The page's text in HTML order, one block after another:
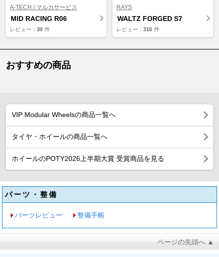
A-TECH / マルカサービス
MID RACING R06
レビュー： 30 件
RAYS
WALTZ FORGED S7
レビュー： 316 件
おすすめの商品
VIP Modular Wheelsの商品一覧へ
タイヤ・ホイールの商品一覧へ
ホイールのPOTY2026上半期大賞 受賞商品を見る
パーツ・整備
パーツレビュー 整備手帳
ページの先頭へ ▲